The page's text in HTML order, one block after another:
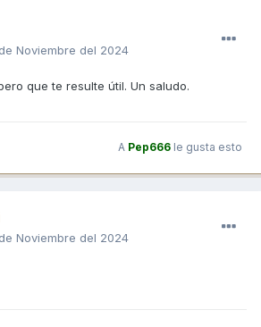
Noviembre del 2024
que te resulte útil. Un saludo.
A Pep666 le gusta esto
Noviembre del 2024